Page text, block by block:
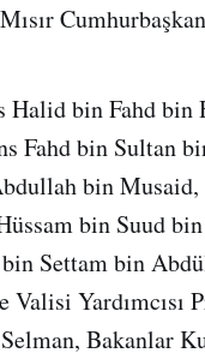
Halid bin Fahd
Fahd bin Sultan
bin
bin Suud
Settam bin
Valisi Yardımcısı
Bakanlar